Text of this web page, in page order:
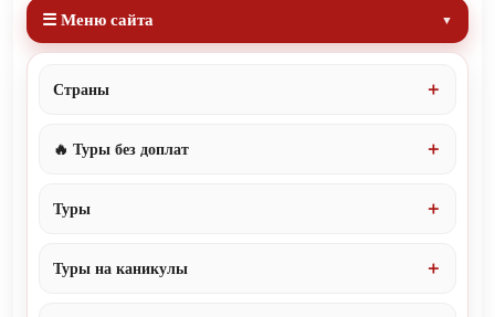
☰ Меню сайта
Страны
🔥 Туры без доплат
Туры
Туры на каникулы